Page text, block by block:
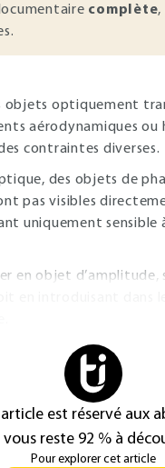
complète,
objets optiquement
aérodynamiques
contraintes diverses.
des objets de
pas visibles
uniquement sensible
en objet
est réservé aux
vous reste 92 % à
Pour explorer cet article